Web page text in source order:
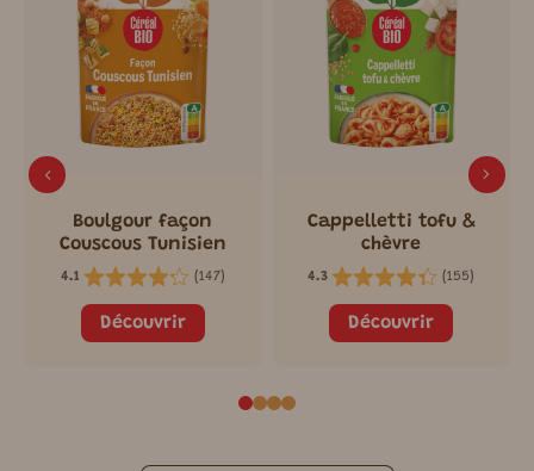
Boulgour façon
Couscous Tunisien
4.1 (147)
Découvrir
Cappelletti tofu &
chèvre
4.3 (155)
Découvrir